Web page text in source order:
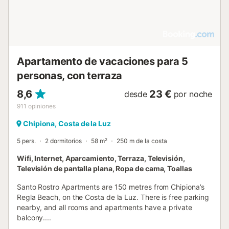
Apartamento de vacaciones para 5
personas, con terraza
8,6
911 opiniones
desde 23 € por noche
Chipiona, Costa de la Luz
5 pers. 2 dormitorios 58 m² 250 m de la costa
Wifi, Internet, Aparcamiento, Terraza, Televisión,
Televisión de pantalla plana, Ropa de cama, Toallas
Santo Rostro Apartments are 150 metres from Chipiona’s
Regla Beach, on the Costa de la Luz. There is free parking
nearby, and all rooms and apartments have a private
balcony....